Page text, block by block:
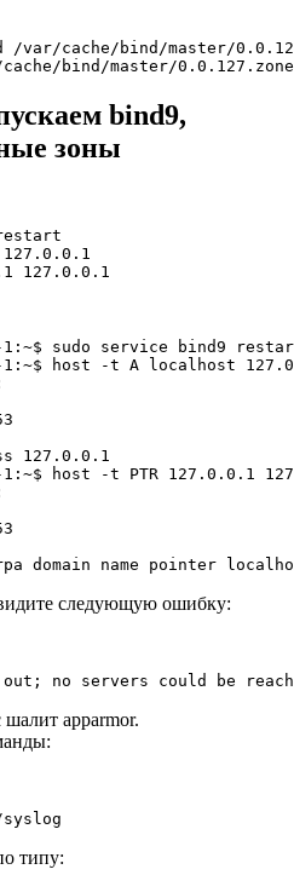
/var/cache/bind/master/
bind/master/0.0.127.zone
bind9,
зоны
127.0.0.1
1:~$ sudo service bind9
1:~$ host -t A localhost
127.0.0.1
1:~$ host -t PTR 127.0.0.1
domain name pointer
следующую ошибку:
no servers could be
шалит apparmor.
типу: